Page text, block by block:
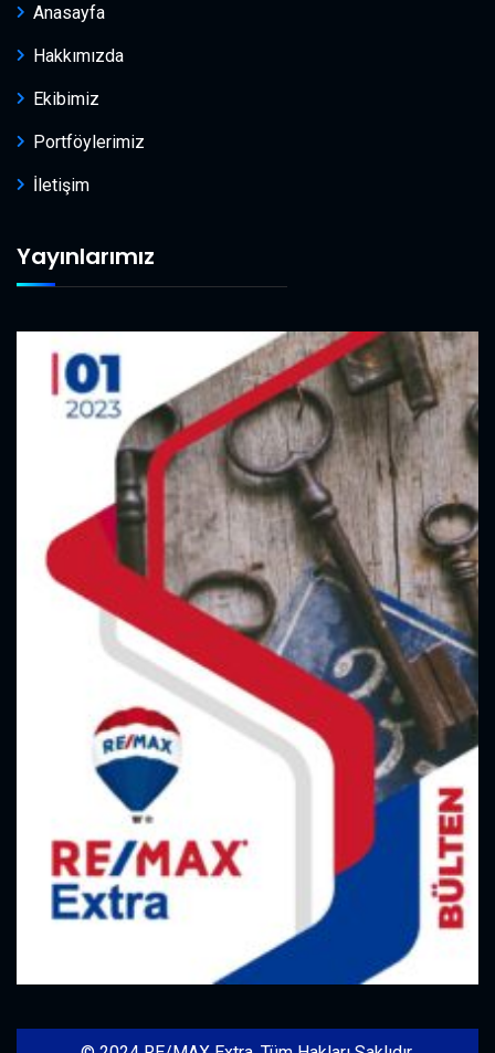
Anasayfa
Hakkımızda
Ekibimiz
Portföylerimiz
İletişim
Yayınlarımız